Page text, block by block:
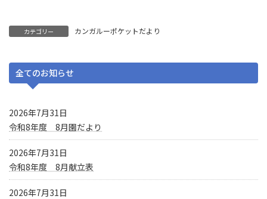
カテゴリー カンガルーポケットだより
全てのお知らせ
2026年7月31日
令和8年度 8月園だより
2026年7月31日
令和8年度 8月献立表
2026年7月31日